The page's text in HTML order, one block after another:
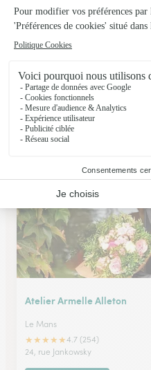
Ets Veron Fleurs
Le Mans
★★★★★4.1 (40)
27, rue des Muriers
Atelier Armelle Alleton
Le Mans
★★★★★4.7 (254)
24, rue Jankowsky